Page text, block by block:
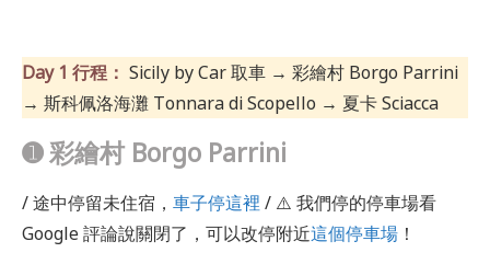
Day 1 行程： Sicily by Car 取車 → 彩繪村 Borgo Parrini
→ 斯科佩洛海灘 Tonnara di Scopello → 夏卡 Sciacca
➊彩繪村 Borgo Parrini
/ 途中停留未住宿， 車子停這裡 / ⚠️ 我們停的停車場看
Google 評論說關閉了，可以改停附近這個停車場 ！